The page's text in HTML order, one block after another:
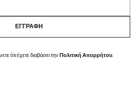
ΕΓΓΡΑΦΉ
ότι έχετε διαβάσει την Πολιτική Απορρήτου.